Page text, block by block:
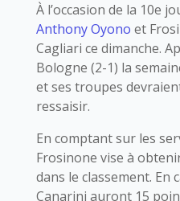
À l’occasion de la 10e
Anthony Oyono et
Cagliari ce dimanche.
Bologne (2-1) la
et ses troupes
ressaisir.
En comptant sur les
Frosinone vise à
dans le classement. En
Canarini auront 15